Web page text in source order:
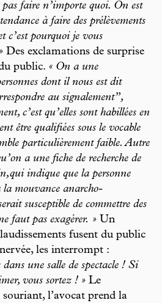
faire n’importe quoi. On est
à faire des prélèvements
c’est pourquoi je vous
Des exclamations de surprise
public. « On a une
dont il nous est dit
au signalement”,
c’est qu’elles sont habillées en
être qualifiées sous le vocable
particulièrement faible. Autre
a une fiche de recherche de
indique que la personne
mouvance anarcho-
susceptible de commettre des
faut pas exagérer. » Un
fusent du public
les interrompt :
une salle de spectacle ! Si
vous sortez ! » Le
souriant, l’avocat prend la